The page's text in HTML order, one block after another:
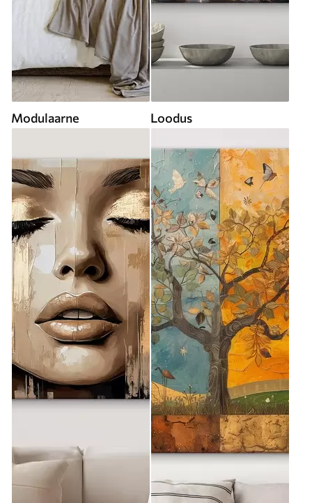
Modulaarne Loodus